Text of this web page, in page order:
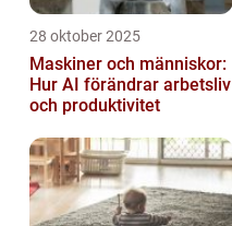
28 oktober 2025
Maskiner och människor:
Hur AI förändrar arbetsliv
och produktivitet